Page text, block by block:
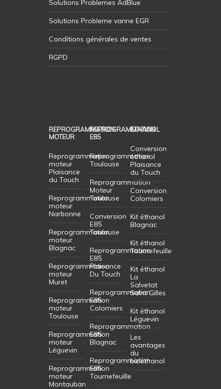
Solutions Problemes AdBlue
Solutions Probleme vanne EGR
Conditions générales de ventes
RGPD
REPROGRAMMATION
MOTEUR
Reprogrammation
moteur
Plaisance
du Touch
Reprogrammation
moteur
Narbonne
Reprogrammation
moteur
Blagnac
Reprogrammation
moteur
Muret
Reprogrammation
moteur
Toulouse
Reprogrammation
moteur
Léguevin
Reprogrammation
moteur
Montauban
REPROGRAMMATION
E85
Reprogrammation
Toulouse
Reprogrammation
Moteur
Toulouse
Conversion
E85
Toulouse
Reprogrammation
E85
Plaisance
Du Touch
Reprogrammation
E85
Colomiers
Reprogrammation
E85
Blagnac
Reprogrammation
E85
Tournefeuille
ETHANOL
Conversion
éthanol
Plaisance
du Touch
Conversion
Colomiers
Kit éthanol
Blagnac
Kit éthanol
Tournefeuille
Kit éthanol
La
Salvetat
Saint Gilles
Kit éthanol
Léguevin
Les
avantages
du
bioéthanol